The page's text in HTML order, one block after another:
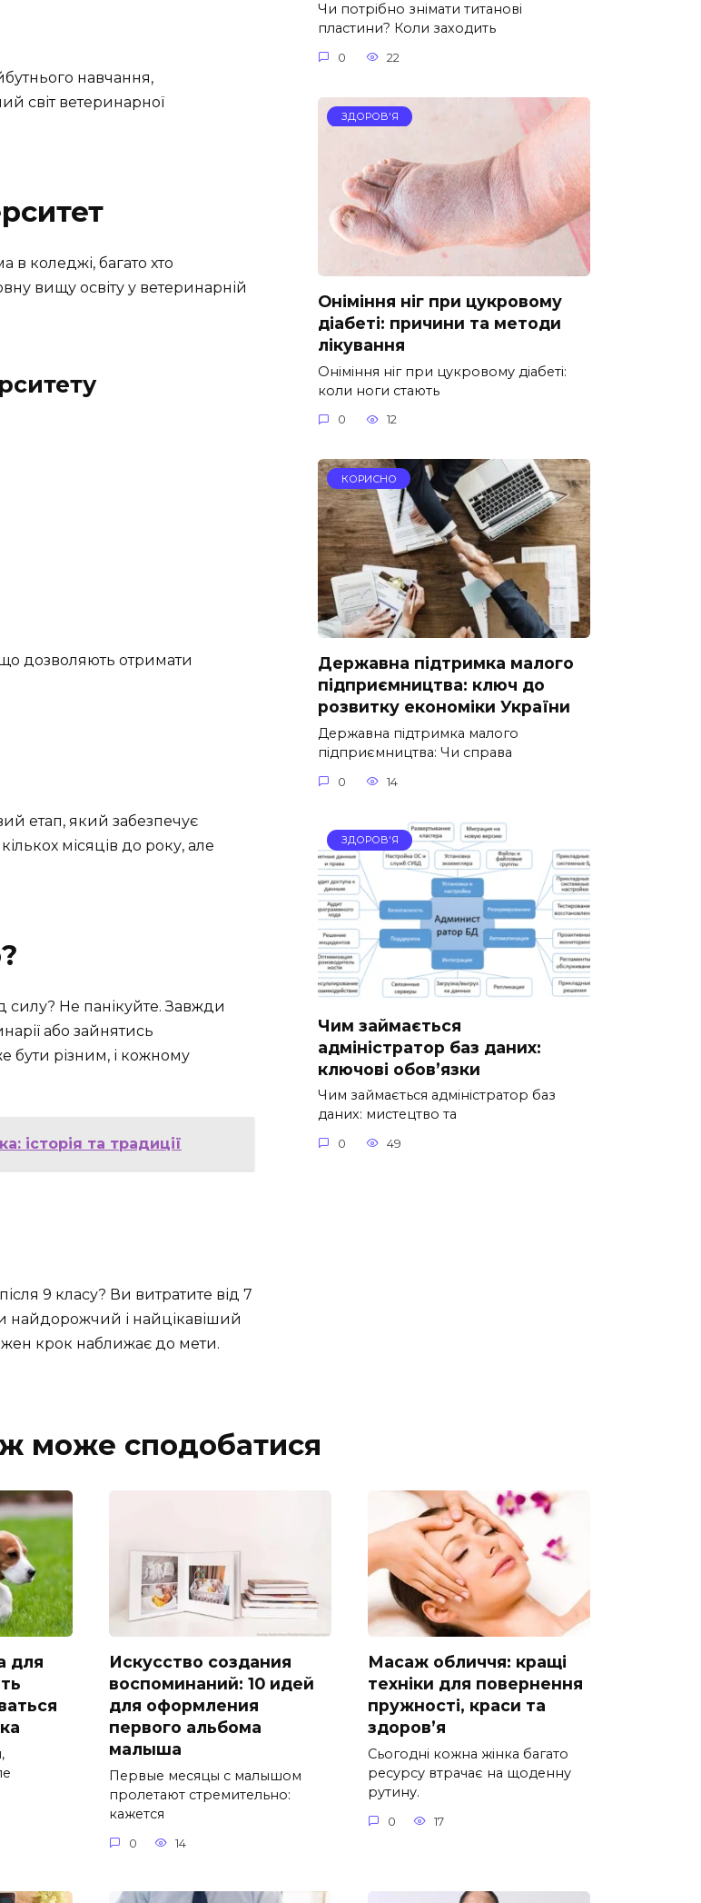
навчання,
світ ветеринарної
в коледжі, багато хто
вищу освіту у ветеринарній
дозволяють отримати
етап, який забезпечує
місяців до року, але
силу? Не панікуйте. Завжди
або зайнятись
бути різним, і кожному
історія та традиції
9 класу? Ви витратите від 7
найдорожчий і найцікавіший
крок наближає до мети.
Чи потрібно знімати титанові
пластини? Коли заходить
0 22
ЗДОРОВ'Я
Оніміння ніг при цукровому
діабеті: причини та методи
лікування
Оніміння ніг при цукровому діабеті:
коли ноги стають
0 12
КОРИСНО
Державна підтримка малого
підприємництва: ключ до
розвитку економіки України
Державна підтримка малого
підприємництва: Чи справа
0 14
ЗДОРОВ'Я
Чим займається
адміністратор баз даних:
ключові обов’язки
Чим займається адміністратор баз
даних: мистецтво та
0 49
може сподобатися
для
Искусство создания
воспоминаний: 10 идей
для оформления
первого альбома
малыша
Первые месяцы с малышом
пролетают стремительно:
кажется
0 14
Масаж обличчя: кращі
техніки для повернення
пружності, краси та
здоров’я
Сьогодні кожна жінка багато
ресурсу втрачає на щоденну
рутину.
0 17